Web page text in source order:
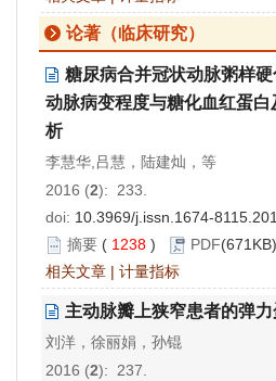
论著（临床研究）
糖尿病合并冠状动脉粥样
动脉病变程度与糖化血红蛋
析
李慧华,吕慧，陆建灿，等
2016 (2): 233.
doi: 10.3969/j.issn.1674-
摘要 ( 1238 ) PDF
相关文章 | 计量指标
主动脉瓣上狭窄患者的弹
刘洋，徐丽娟，孙锟
2016 (2): 237.